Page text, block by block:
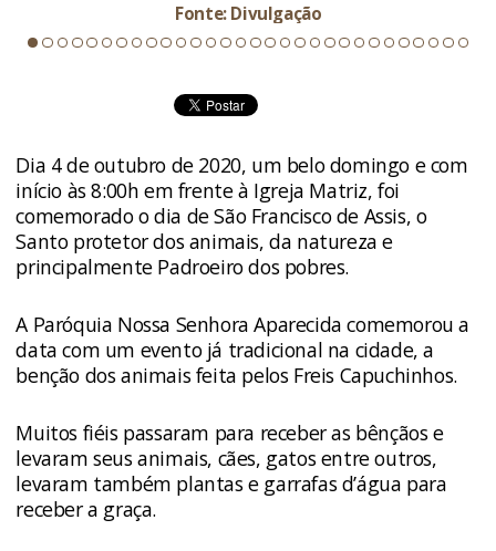
Fonte: Divulgação
Dia 4 de outubro de 2020, um belo domingo e com
início às 8:00h em frente à Igreja Matriz, foi
comemorado o dia de São Francisco de Assis, o
Santo protetor dos animais, da natureza e
principalmente Padroeiro dos pobres.
A Paróquia Nossa Senhora Aparecida comemorou a
data com um evento já tradicional na cidade, a
benção dos animais feita pelos Freis Capuchinhos.
Muitos fiéis passaram para receber as bênçãos e
levaram seus animais, cães, gatos entre outros,
levaram também plantas e garrafas d’água para
receber a graça.